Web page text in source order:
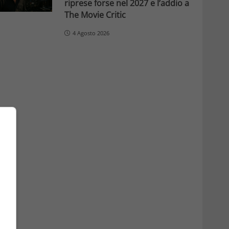
riprese forse nel 2027 e l’addio a
The Movie Critic
4 Agosto 2026